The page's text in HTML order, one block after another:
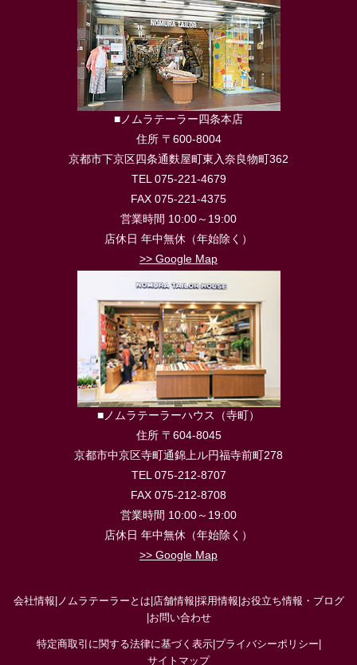
■ノムラテーラー四条本店
住所 〒600-8004
京都市下京区四条通麩屋町東入奈良物町362
TEL 075-221-4679
FAX 075-221-4375
営業時間 10:00～19:00
店休日 年中無休（年始除く）
>> Google Map
■ノムラテーラーハウス（寺町）
住所 〒604-8045
京都市中京区寺町通錦上ル円福寺前町278
TEL 075-212-8707
FAX 075-212-8708
営業時間 10:00～19:00
店休日 年中無休（年始除く）
>> Google Map
会社情報 ノムラテーラーとは 店舗情報 採用情報 お役立ち情報・ブログ
お問い合わせ
特定商取引に関する法律に基づく表示| プライバシーポリシー
サイトマップ